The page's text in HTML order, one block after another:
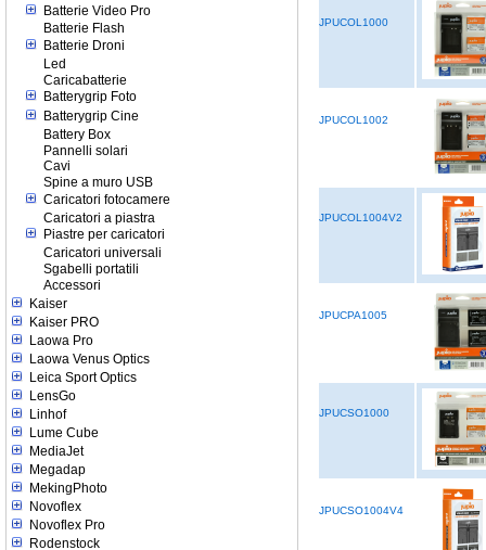
Batterie Video Pro
Batterie Flash
Batterie Droni
Led
Caricabatterie
Batterygrip Foto
Batterygrip Cine
Battery Box
Pannelli solari
Cavi
Spine a muro USB
Caricatori fotocamere
Caricatori a piastra
Piastre per caricatori
Caricatori universali
Sgabelli portatili
Accessori
Kaiser
Kaiser PRO
Laowa Pro
Laowa Venus Optics
Leica Sport Optics
LensGo
Linhof
Lume Cube
MediaJet
Megadap
MekingPhoto
Novoflex
Novoflex Pro
Rodenstock
JPUCOL1000
JPUCOL1002
JPUCOL1004V2
JPUCPA1005
JPUCSO1000
JPUCSO1004V4